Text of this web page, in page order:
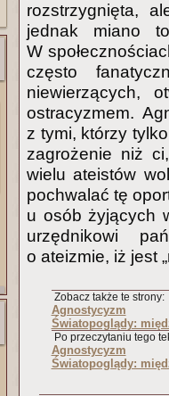
rozstrzygnięta,
jednak miano
W
często
niewierzących,
ostracyzmem.
z tymi, którzy
zagrożenie niż
wielu ateistów
pochwalać tę
u osób żyjących
urzędnikowi
o ateizmie, iż jest
Zobacz także te strony:
Agnostycyzm
Światopoglądy:
Po przeczytaniu tego
Agnostycyzm
Światopoglądy: